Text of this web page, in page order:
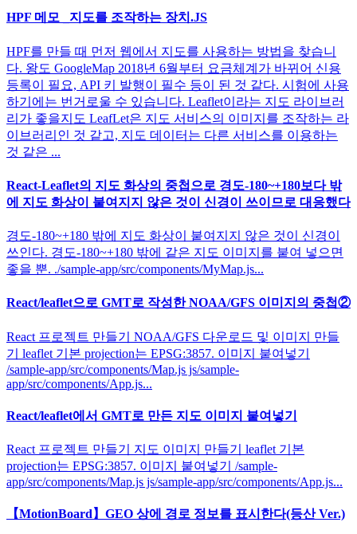
HPF 메모 _지도를 조작하는 장치.JS
HPF를 만들 때 먼저 웹에서 지도를 사용하는 방법을 찾습니
다. 왕도 GoogleMap 2018년 6월부터 요금체계가 바뀌어 신용
등록이 필요, API 키 발행이 필수 등이 된 것 같다. 시험에 사용
하기에는 번거로울 수 있습니다. Leaflet이라는 지도 라이브러
리가 좋을지도 LeafLet은 지도 서비스의 이미지를 조작하는 라
이브러리인 것 같고, 지도 데이터는 다른 서비스를 이용하는
것 같은 ...
React-Leaflet의 지도 화상의 중첩으로 경도-180~+180보다 밖
에 지도 화상이 붙여지지 않은 것이 신경이 쓰이므로 대응했다
경도-180~+180 밖에 지도 화상이 붙여지지 않은 것이 신경이
쓰인다. 경도-180~+180 밖에 같은 지도 이미지를 붙여 넣으면
좋을 뿐. ./sample-app/src/components/MyMap.js...
React/leaflet으로 GMT로 작성한 NOAA/GFS 이미지의 중첩②
React 프로젝트 만들기 NOAA/GFS 다운로드 및 이미지 만들
기 leaflet 기본 projection는 EPSG:3857. 이미지 붙여넣기
/sample-app/src/components/Map.js js/sample-
app/src/components/App.js...
React/leaflet에서 GMT로 만든 지도 이미지 붙여넣기
React 프로젝트 만들기 지도 이미지 만들기 leaflet 기본
projection는 EPSG:3857. 이미지 붙여넣기 /sample-
app/src/components/Map.js js/sample-app/src/components/App.js...
【MotionBoard】GEO 상에 경로 정보를 표시한다(등산 Ver.)